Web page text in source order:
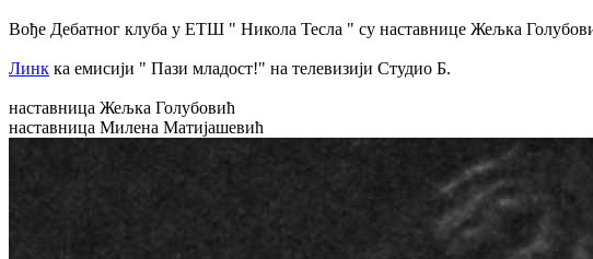
Вође Дебатног клуба у ЕТШ " Никола Тесла " су наставнице Жељка
Линк ка емисији " Пази младост!" на телевизији Студио Б.
наставница Жељка Голубовић
наставница Милена Матијашевић